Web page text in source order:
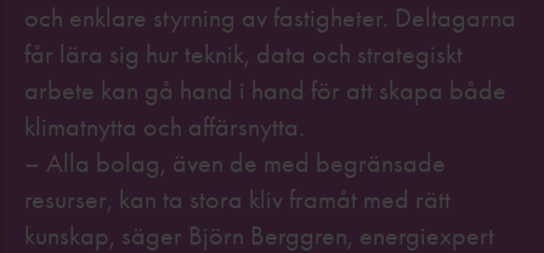
och enklare styrning av fastigheter. Deltagarna
får lära sig hur teknik, data och strategiskt
arbete kan gå hand i hand för att skapa både
klimatnytta och affärsnytta.
– Alla bolag, även de med begränsade
resurser, kan ta stora kliv framåt med rätt
kunskap, säger Björn Berggren, energiexpert